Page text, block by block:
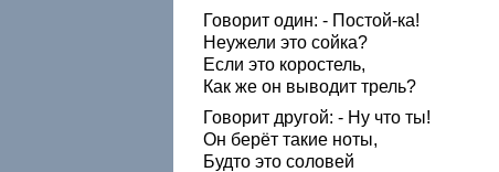
Говорит один: - Постой-ка!
Неужели это сойка?
Если это коростель,
Как же он выводит трель?
Говорит другой: - Ну что ты!
Он берёт такие ноты,
Будто это соловей